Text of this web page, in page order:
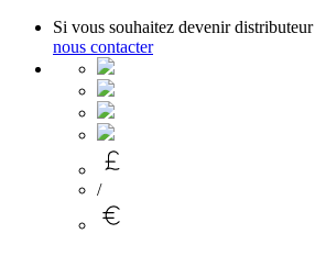
Si vous souhaitez devenir
nous contacter
/